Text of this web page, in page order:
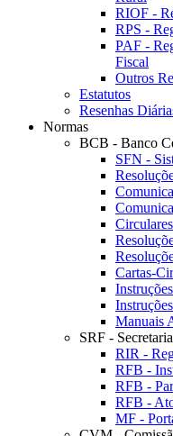
RIOF -
RPS -
PAF -
Fiscal
Outros
Estatutos
Resenhas
Normas
BCB - Banco
SFN -
Cartas-
Manuais
SRF -
RIR -
RFB -
RFB -
RFB -
MF -